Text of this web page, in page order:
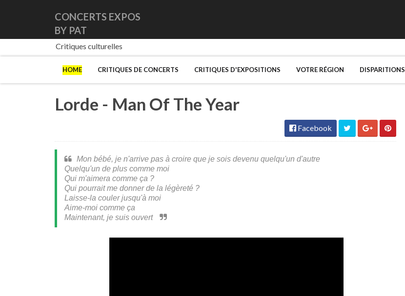
CONCERTS EXPOS
BY PAT
Critiques culturelles
HOME CRITIQUES DE CONCERTS CRITIQUES D'EXPOSITIONS VOTRE RÉGION DISPARITIONS
Lorde - Man Of The Year
Facebook
Mon bébé, je n'arrive pas à croire que je sois devenu quelqu'un d'autre
Quelqu'un de plus comme moi
Qui m'aimera comme ça ?
Qui pourrait me donner de la légèreté ?
Laisse-la couler jusqu'à moi
Aime-moi comme ça
Maintenant, je suis ouvert